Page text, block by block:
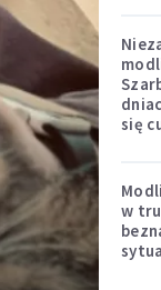
się
w